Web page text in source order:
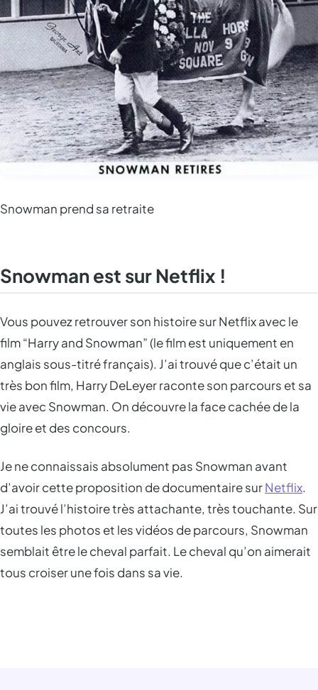
Snowman prend sa retraite
Snowman est sur Netflix !
Vous pouvez retrouver son histoire sur Netflix avec le
film “Harry and Snowman” (le film est uniquement en
anglais sous-titré français). J’ai trouvé que c’était un
très bon film, Harry DeLeyer raconte son parcours et sa
vie avec Snowman. On découvre la face cachée de la
gloire et des concours.
Je ne connaissais absolument pas Snowman avant
d’avoir cette proposition de documentaire surNetflix.
J’ai trouvé l’histoire très attachante, très touchante. Sur
toutes les photos et les vidéos de parcours, Snowman
semblait être le cheval parfait. Le cheval qu’on aimerait
tous croiser une fois dans sa vie.